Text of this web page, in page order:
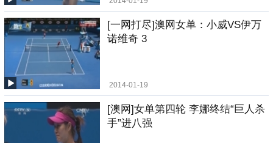
[一网打尽]澳网女单：小威VS伊万
诺维奇 3
2014-01-19
[澳网]女单第四轮 李娜终结“巨人杀
手”进八强